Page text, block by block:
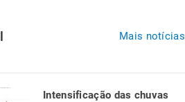
Mais notícias
Intensificação das chuvas